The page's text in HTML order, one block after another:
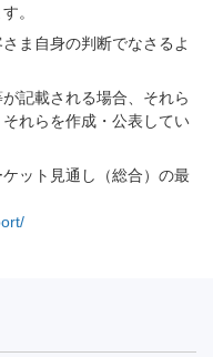
。
ま自身の判断でなさるよ
記載される場合、それら
れらを作成・公表してい
ット見通し（総合）の最